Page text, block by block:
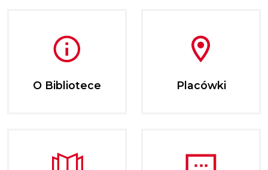
O Bibliotece Placówki